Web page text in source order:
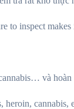
to inspect
và